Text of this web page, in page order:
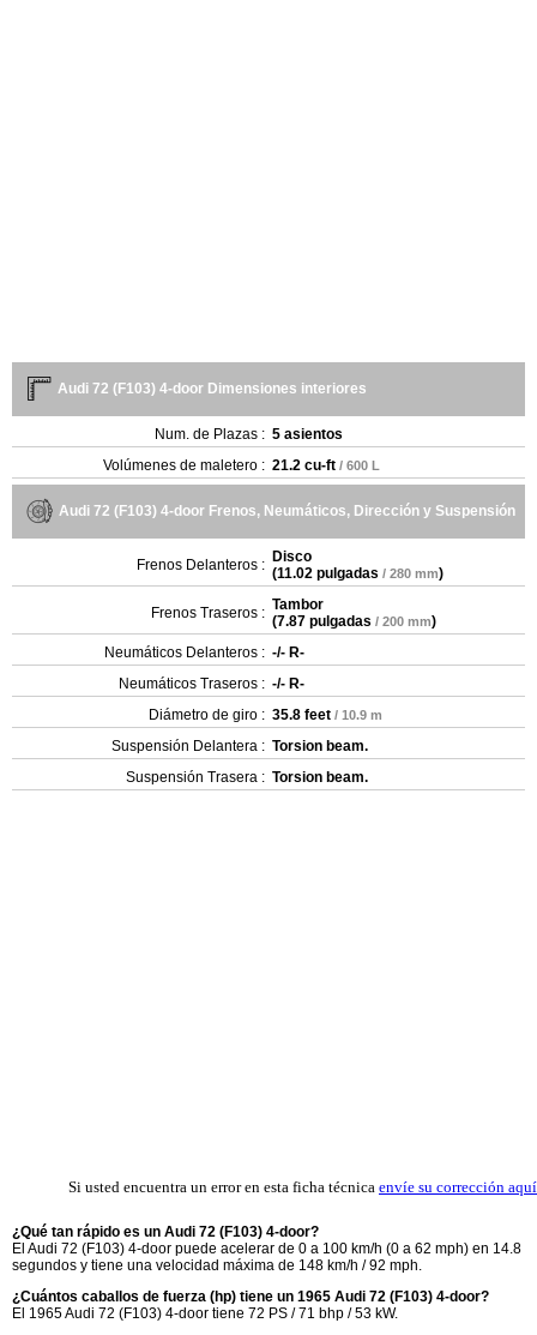
Audi 72 (F103) 4-door Dimensiones interiores
Num. de Plazas : 5 asientos
Volúmenes de maletero : 21.2 cu-ft / 600 L
Audi 72 (F103) 4-door Frenos, Neumáticos, Dirección y Suspensión
Frenos Delanteros : Disco
(11.02 pulgadas / 280 mm)
Frenos Traseros : Tambor
(7.87 pulgadas / 200 mm)
Neumáticos Delanteros : -/- R-
Neumáticos Traseros : -/- R-
Diámetro de giro : 35.8 feet / 10.9 m
Suspensión Delantera : Torsion beam.
Suspensión Trasera : Torsion beam.
Si usted encuentra un error en esta ficha técnica envíe su corrección aquí
¿Qué tan rápido es un Audi 72 (F103) 4-door?
El Audi 72 (F103) 4-door puede acelerar de 0 a 100 km/h (0 a 62 mph) en 14.8
segundos y tiene una velocidad máxima de 148 km/h / 92 mph.
¿Cuántos caballos de fuerza (hp) tiene un 1965 Audi 72 (F103) 4-door?
El 1965 Audi 72 (F103) 4-door tiene 72 PS / 71 bhp / 53 kW.